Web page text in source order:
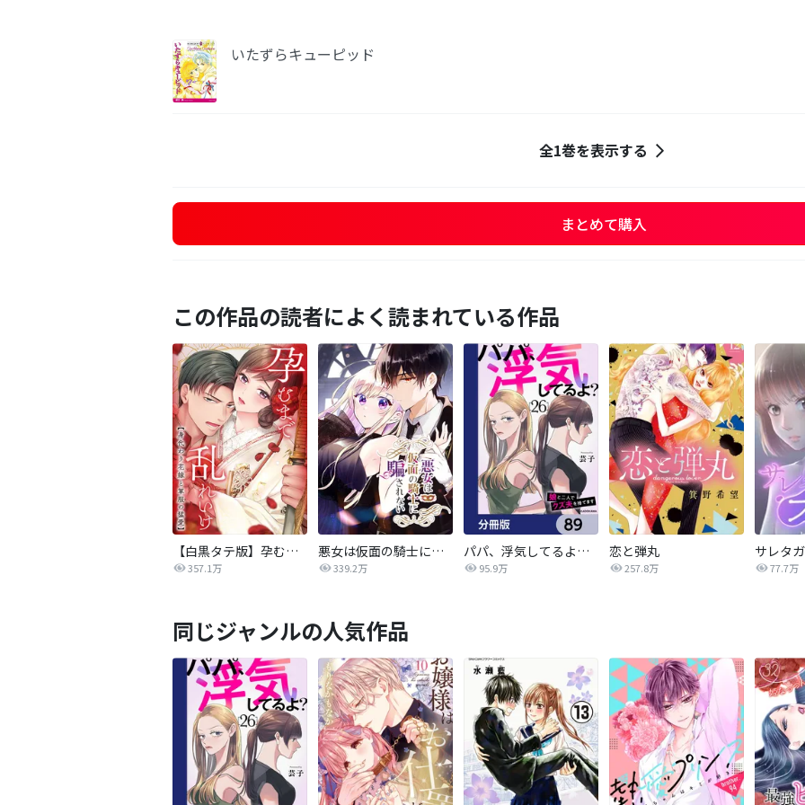
いたずらキューピッド
全1巻を表示する
まとめて購入
この作品の読者によく読まれている作品
【白黒タテ版】孕むまで乱れいけ～身代わり花嫁と軍服の猛愛
357.1万
悪女は仮面の騎士に騙されない
339.2万
パパ、浮気してるよ？娘と二人でクズ夫を捨てます【分冊版】
95.9万
恋と弾丸
257.8万 77.7万
同じジャンルの人気作品